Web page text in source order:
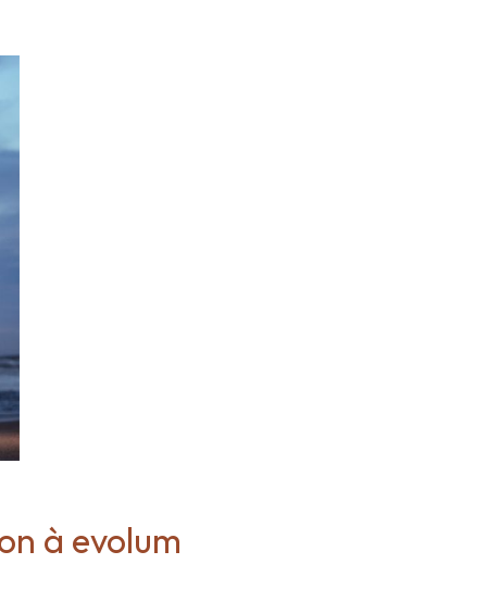
à evolum